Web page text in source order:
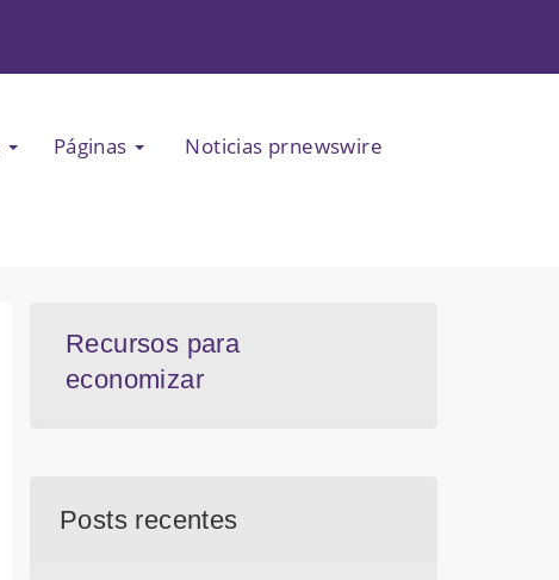
Páginas Noticias prnewswire
Recursos para
economizar
Posts recentes